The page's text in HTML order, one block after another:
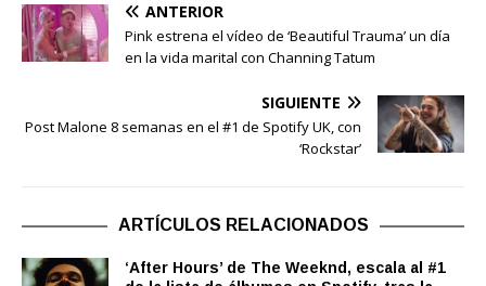
ANTERIOR
Pink estrena el vídeo de ‘Beautiful Trauma’ un día
en la vida marital con Channing Tatum
SIGUIENTE
Post Malone 8 semanas en el #1 de Spotify UK, con
‘Rockstar’
ARTÍCULOS RELACIONADOS
‘After Hours’ de The Weeknd, escala al #1